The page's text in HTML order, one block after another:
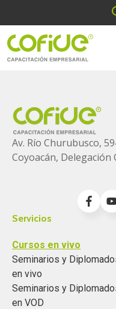
Av. Río Churubusco,
Coyoacán, Delegación
Servicios
Cursos en vivo
Seminarios y
en vivo
Seminarios y
en VOD